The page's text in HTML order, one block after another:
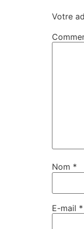
Votre
Nom *
E-mail *